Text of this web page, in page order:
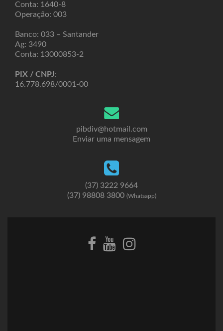
Conta: 1640-8
Operação: 003
Banco: 033 – Santander
Ag: 3490
Conta: 13000853-2
PIX / CNPJ:
16.778.698/0001-00
pibdiv@hotmail.com
Enviar uma mensagem
(37) 3222 9664
(37) 98808 3800 (Whatsapp)